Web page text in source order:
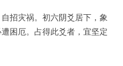
招灾祸。初六阴爻居下，象
困厄。占得此爻者，宜坚定